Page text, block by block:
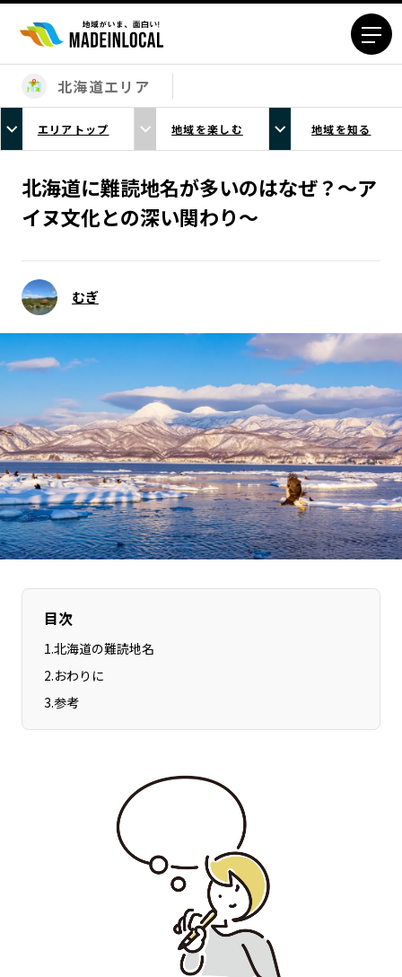
エリアから探す
北海道エリア
青森エリア
岩手エリア
秋田エリア
山形エリア
福島エリア
茨城エリア
栃木エリア
群馬エリア
埼玉エリア
東京23区エリア
神奈川エリア
新潟エリア
富山エリア
福井エリア
山梨エリア
長野エリア
岐阜エリア
静岡エリア
愛知エリア
三重エリア
滋賀エリア
京都エリア
大阪市エリア
北摂エリア
堺・泉州エリア
河内エリア
兵庫エリア
奈良エリア
和歌山エリア
鳥取エリア
岡山エリア
山口エリア
香川エリア
高知エリア
福岡エリア
大分エリア
鹿児島エリア
カテゴリから探す
地域を代表する 企業100選
北海道エリア
エリアトップ 地域を楽しむ 地域を知る
北海道に難読地名が多いのはなぜ？～ア
イヌ文化との深い関わり～
むぎ
目次
1.北海道の難読地名
2.おわりに
3.参考